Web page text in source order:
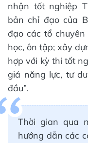
nhận tốt nghiệp
bản chỉ đạo của
đạo các tổ
học, ôn tập; xây
hợp với kỳ thi tốt
giá năng lực, tư
đầu”.
Thời gian qua
hướng dẫn các